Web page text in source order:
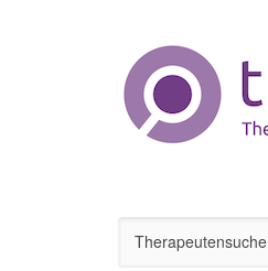
Therapeutensuche